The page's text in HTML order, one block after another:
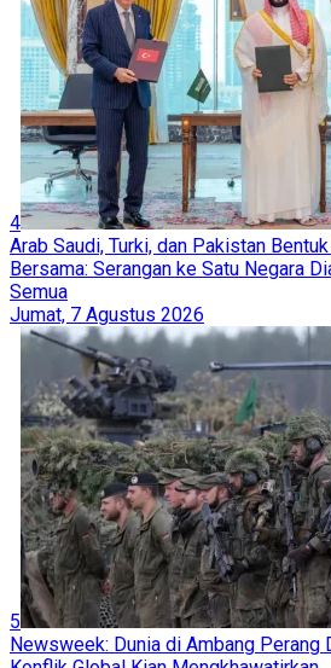
4
Arab Saudi, Turki, dan Pakistan
Bersama: Serangan ke Satu Negara
Semua
Jumat, 7 Agustus 2026
5
Newsweek: Dunia di Ambang Perang